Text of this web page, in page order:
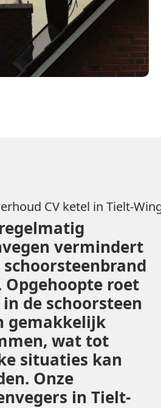
CV ketel in Tielt-
vermindert
roet
de schoorsteen
gemakkelijk
wat tot
situaties kan
Onze
in Tielt-